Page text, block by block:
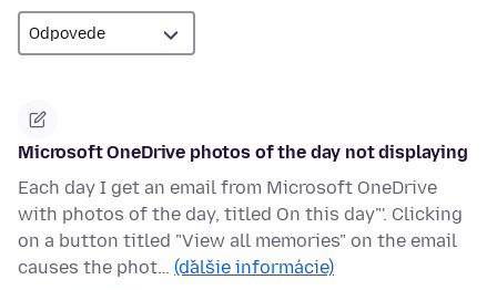
Microsoft OneDrive photos of the day not displaying
Each day I get an email from Microsoft OneDrive
with photos of the day, titled On this day"'. Clicking
on a button titled "View all memories" on the email
causes the phot… (ďalšie informácie)